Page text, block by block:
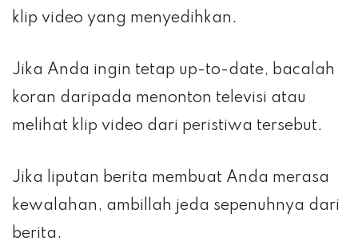
klip video yang menyedihkan.
Jika Anda ingin tetap up-to-date, bacalah
koran daripada menonton televisi atau
melihat klip video dari peristiwa tersebut.
Jika liputan berita membuat Anda merasa
kewalahan, ambillah jeda sepenuhnya dari
berita.